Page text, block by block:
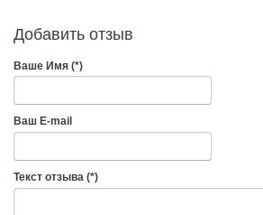
Добавить отзыв
Ваше Имя (*)
Ваш E-mail
Текст отзыва (*)